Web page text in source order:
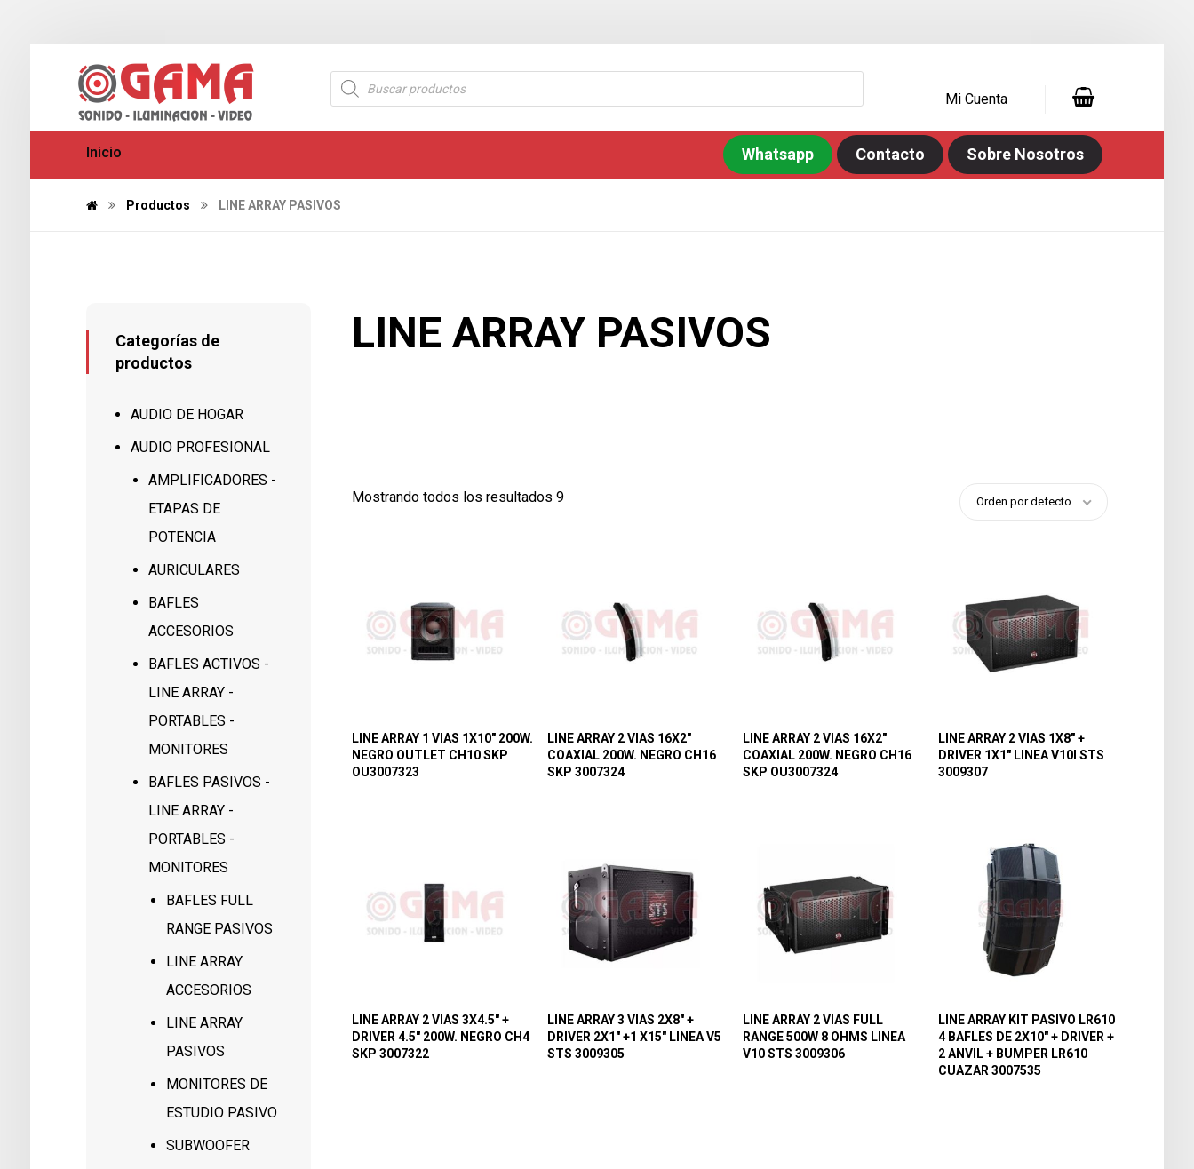
Mi Cuenta
Inicio Sobre Nosotros
Contacto
Whatsapp
Productos LINE ARRAY PASIVOS
LINE ARRAY PASIVOS
Mostrando todos los resultados 9 Orden por defecto
LINE ARRAY 1 VIAS 1X10″ 200W.
NEGRO OUTLET CH10 SKP
OU3007323
LINE ARRAY 2 VIAS 16X2″
COAXIAL 200W. NEGRO CH16
SKP 3007324
LINE ARRAY 2 VIAS 16X2″
COAXIAL 200W. NEGRO CH16
SKP OU3007324
LINE ARRAY 2 VIAS 1X8″ +
DRIVER 1X1″ LINEA V10I STS
3009307
LINE ARRAY 2 VIAS 3X4.5″ +
DRIVER 4.5″ 200W. NEGRO CH4
SKP 3007322
LINE ARRAY 3 VIAS 2X8″ +
DRIVER 2X1″ +1 X15″ LINEA V5
STS 3009305
LINE ARRAY 2 VIAS FULL
RANGE 500W 8 OHMS LINEA
V10 STS 3009306
LINE ARRAY KIT PASIVO LR610
4 BAFLES DE 2X10″ + DRIVER +
2 ANVIL + BUMPER LR610
CUAZAR 3007535
Categorías de
productos
AUDIO DE HOGAR
AUDIO PROFESIONAL
AMPLIFICADORES -
ETAPAS DE
POTENCIA
AURICULARES
BAFLES
ACCESORIOS
BAFLES ACTIVOS -
LINE ARRAY -
PORTABLES -
MONITORES
BAFLES PASIVOS -
LINE ARRAY -
PORTABLES -
MONITORES
BAFLES FULL
RANGE PASIVOS
LINE ARRAY
ACCESORIOS
LINE ARRAY
PASIVOS
MONITORES DE
ESTUDIO PASIVO
SUBWOOFER